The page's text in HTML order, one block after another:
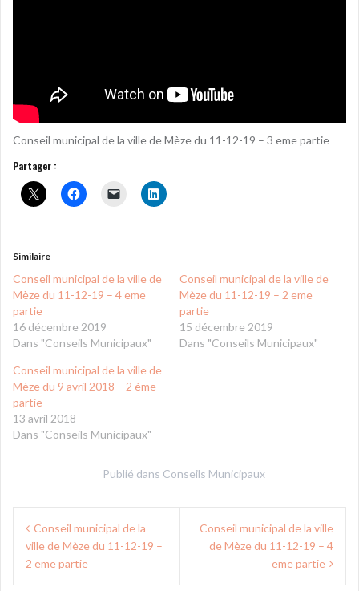
Conseil municipal de la ville de Mèze du 11-12-19 – 3 eme partie
Partager :
Similaire
Conseil municipal de la ville de
Mèze du 11-12-19 – 4 eme
partie
16 décembre 2019
Dans "Conseils Municipaux"
Conseil municipal de la ville de
Mèze du 11-12-19 – 2 eme
partie
15 décembre 2019
Dans "Conseils Municipaux"
Conseil municipal de la ville de
Mèze du 9 avril 2018 – 2 ème
partie
13 avril 2018
Dans "Conseils Municipaux"
Publié dans Conseils Municipaux
Navigation
de
l’article
Conseil municipal de la
ville de Mèze du 11-12-19 –
2 eme partie
Conseil municipal de la ville
de Mèze du 11-12-19 – 4
eme partie